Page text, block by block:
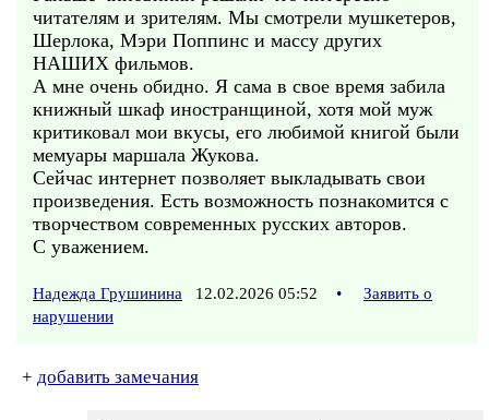
читателям и зрителям. Мы смотрели мушкетеров,
Шерлока, Мэри Поппинс и массу других
НАШИХ фильмов.
А мне очень обидно. Я сама в свое время забила
книжный шкаф иностранщиной, хотя мой муж
критиковал мои вкусы, его любимой книгой были
мемуары маршала Жукова.
Сейчас интернет позволяет выкладывать свои
произведения. Есть возможность познакомится с
творчеством современных русских авторов.
С уважением.
Надежда Грушинина 12.02.2026 05:52 •
Заявить о
нарушении
+ добавить замечания